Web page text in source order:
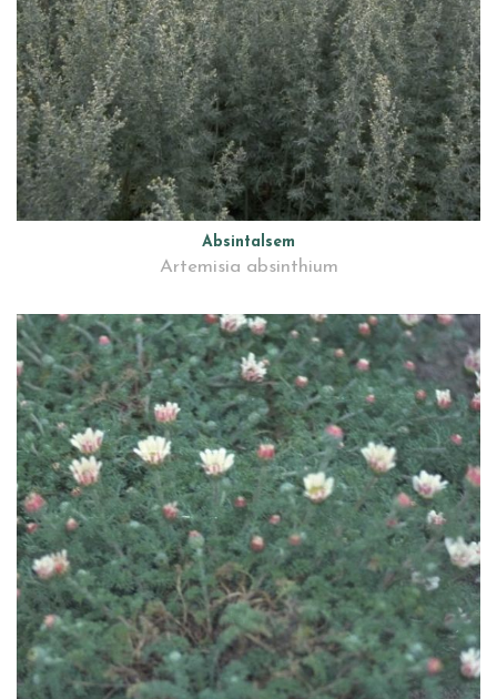
Absintalsem
Artemisia absinthium